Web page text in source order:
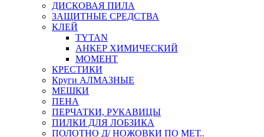
ДИСКОВАЯ ПИЛА
ЗАЩИТНЫЕ СРЕДСТВА
КЛЕЙ
TYTAN
АНКЕР ХИМИЧЕСКИЙ
МОМЕНТ
КРЕСТИКИ
Круги АЛМАЗНЫЕ
МЕШКИ
ПЕНА
ПЕРЧАТКИ, РУКАВИЦЫ
ПИЛКИ ДЛЯ ЛОБЗИКА
ПОЛОТНО Д/ НОЖОВКИ ПО МЕТ..